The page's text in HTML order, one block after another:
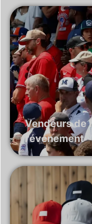
Vendeurs de
l'événement